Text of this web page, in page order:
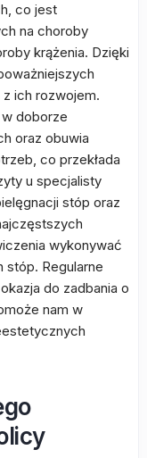
co jest
na choroby
krążenia. Dzięki
ich rozwojem.
doborze
oraz obuwia
co przekłada
u specjalisty
stóp oraz
wykonywać
stóp. Regularne
do zadbania o
nam w